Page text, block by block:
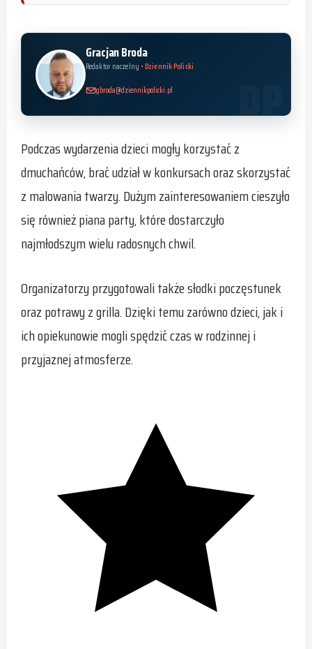
Gracjan Broda
Redaktor naczelny • Dziennik Policki
gbroda@dziennikpolicki.pl
Podczas wydarzenia dzieci mogły korzystać z
dmuchańców, brać udział w konkursach oraz skorzystać
z malowania twarzy. Dużym zainteresowaniem cieszyło
się również piana party, które dostarczyło
najmłodszym wielu radosnych chwil.
Organizatorzy przygotowali także słodki poczęstunek
oraz potrawy z grilla. Dzięki temu zarówno dzieci, jak i
ich opiekunowie mogli spędzić czas w rodzinnej i
przyjaznej atmosferze.